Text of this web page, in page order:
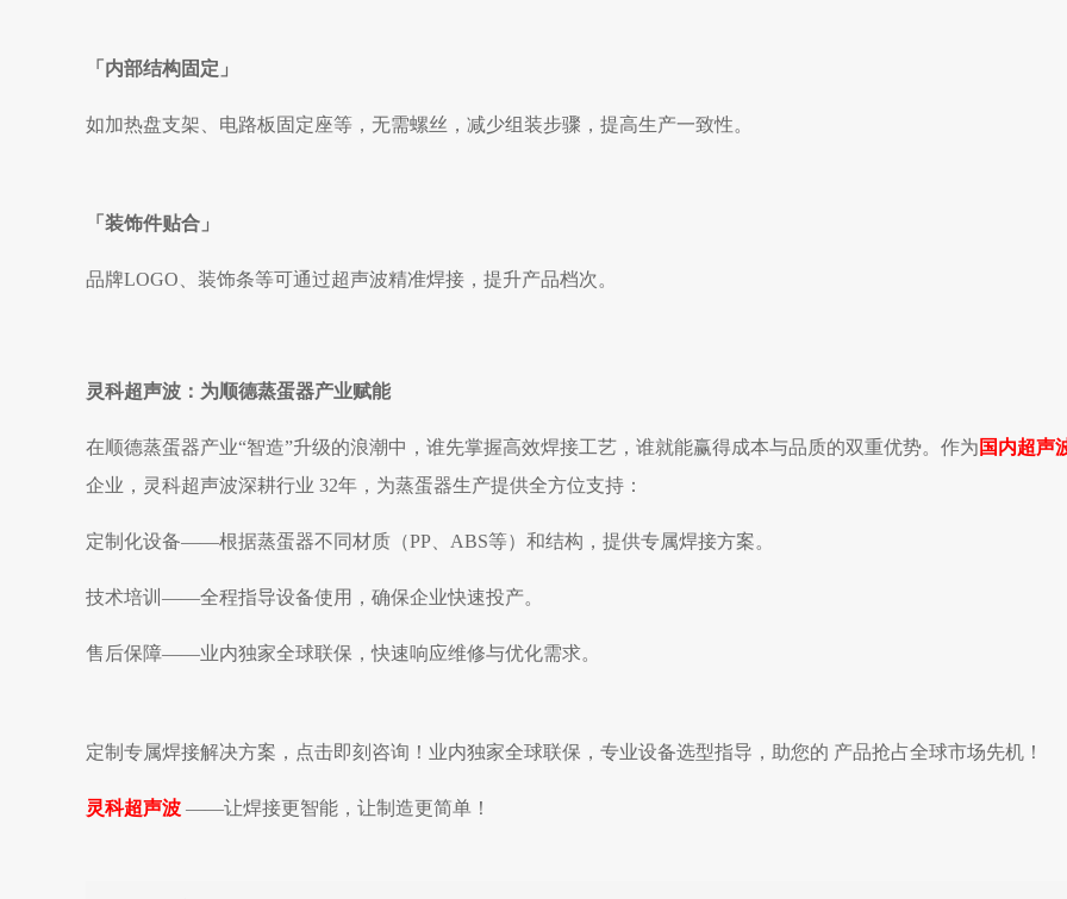
「 内部结构固定 」
如加热盘支架、电路板固定座等，无需螺丝，减少组装步骤，提高生产一致性。
「 装饰件贴合 」
品牌LOGO、装饰条等可通过超声波精准焊接，提升产品档次。
灵科超声波：为顺德蒸蛋器产业赋能
在顺德蒸蛋器产业“智造”升级的浪潮中，谁先掌握高效焊接工艺，谁就能赢得成本与品质的双重优势。 作为 国内超声
企业，灵科超声波深耕行业 32年，为蒸蛋器生产提供全方位支持：
定制化设备——根据蒸蛋器不同材质（PP、ABS等）和结构，提供专属焊接方案。
技术培训 ——全程指导设备使用，确保企业快速投产。
售后保障——业内独家全球联保，快速响应维修与优化需求。
定制专属焊接解决方案，点击即刻咨询！ 业内独家全球联保， 专业设备选型指导，助您的 产品抢占全球市场先机！
灵科超声波 ——让焊接更智能，让制造更简单！